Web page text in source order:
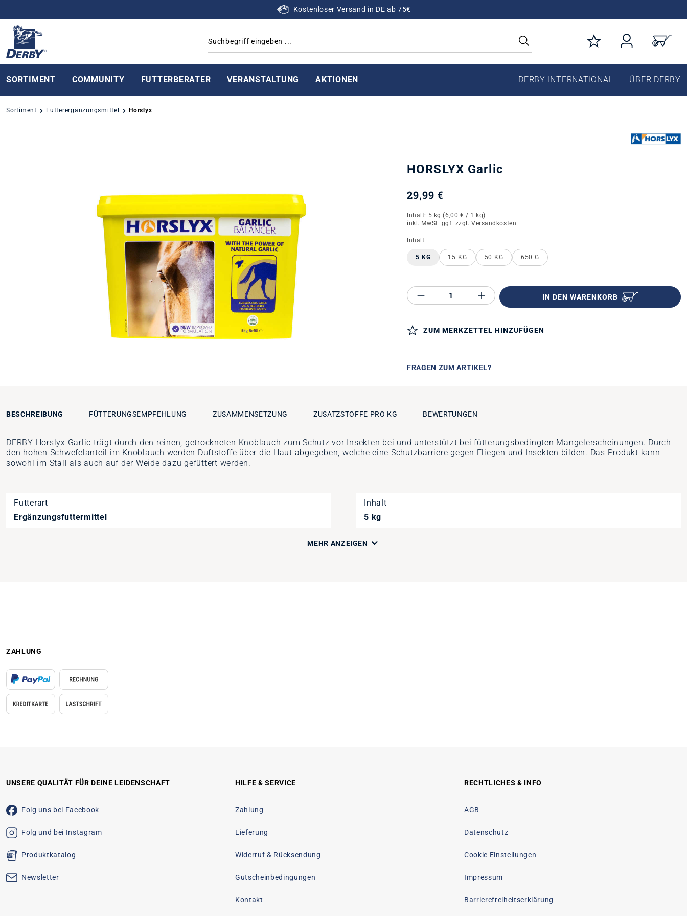
Kostenloser Versand in DE ab 75€
SORTIMENT COMMUNITY FUTTERBERATER VERANSTALTUNG AKTIONEN DERBY INTERNATIONAL ÜBER DERBY
Sortiment Futterergänzungsmittel Horslyx
HORSLYX Garlic
29,99 €
Inhalt: 5 kg(6,00 € / 1 kg)
inkl. MwSt. ggf. zzgl. Versandkosten
Inhaltauswählen
5 KG 15 KG 50 KG 650 G
Produkt Anzahl des Produktes "%product%":
IN DEN WARENKORB
ZUM MERKZETTEL HINZUFÜGEN
FRAGEN ZUM ARTIKEL?
BESCHREIBUNG FÜTTERUNGSEMPFEHLUNG ZUSAMMENSETZUNG ZUSATZSTOFFE PRO KG BEWERTUNGEN
DERBY Horslyx Garlic trägt durch den reinen, getrockneten Knoblauch zum Schutz vor Insekten bei und unterstützt bei fütterungsbedingten Mangelerscheinungen. Durch
den hohen Schwefelanteil im Knoblauch werden Duftstoffe über die Haut abgegeben, welche eine Schutzbarriere gegen Fliegen und Insekten bilden. Das Produkt kann
sowohl im Stall als auch auf der Weide dazu gefüttert werden.
Futterart
Ergänzungsfuttermittel
Inhalt
5 kg
MEHR ANZEIGEN
ZAHLUNG
UNSERE QUALITÄT FÜR DEINE LEIDENSCHAFT
Folg uns bei Facebook
Folg und bei Instagram
Produktkatalog
Newsletter
HILFE & SERVICE
Zahlung
Lieferung
Widerruf & Rücksendung
Gutscheinbedingungen
Kontakt
RECHTLICHES & INFO
AGB
Datenschutz
Cookie Einstellungen
Impressum
Barrierefreiheitserklärung